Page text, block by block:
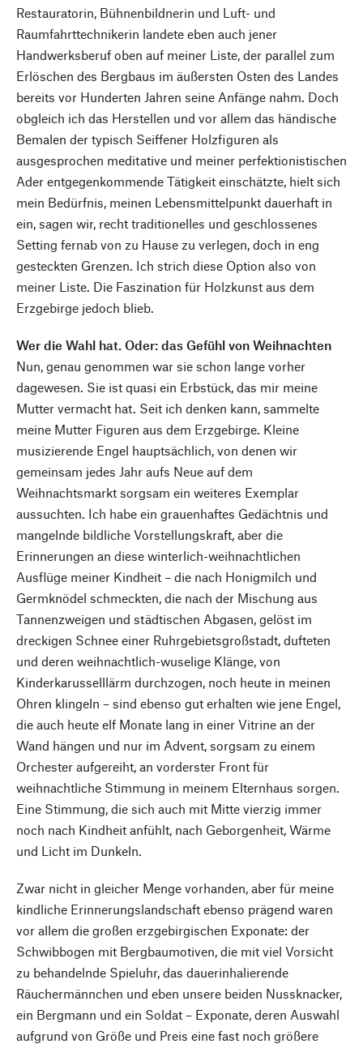
Restauratorin, Bühnenbildnerin und Luft- und
Raumfahrttechnikerin landete eben auch jener
Handwerksberuf oben auf meiner Liste, der parallel zum
Erlöschen des Bergbaus im äußersten Osten des Landes
bereits vor Hunderten Jahren seine Anfänge nahm. Doch
obgleich ich das Herstellen und vor allem das händische
Bemalen der typisch Seiffener Holzfiguren als
ausgesprochen meditative und meiner perfektionistischen
Ader entgegenkommende Tätigkeit einschätzte, hielt sich
mein Bedürfnis, meinen Lebensmittelpunkt dauerhaft in
ein, sagen wir, recht traditionelles und geschlossenes
Setting fernab von zu Hause zu verlegen, doch in eng
gesteckten Grenzen. Ich strich diese Option also von
meiner Liste. Die Faszination für Holzkunst aus dem
Erzgebirge jedoch blieb.
Wer die Wahl hat. Oder: das Gefühl von Weihnachten
Nun, genau genommen war sie schon lange vorher
dagewesen. Sie ist quasi ein Erbstück, das mir meine
Mutter vermacht hat. Seit ich denken kann, sammelte
meine Mutter Figuren aus dem Erzgebirge. Kleine
musizierende Engel hauptsächlich, von denen wir
gemeinsam jedes Jahr aufs Neue auf dem
Weihnachtsmarkt sorgsam ein weiteres Exemplar
aussuchten. Ich habe ein grauenhaftes Gedächtnis und
mangelnde bildliche Vorstellungskraft, aber die
Erinnerungen an diese winterlich-weihnachtlichen
Ausflüge meiner Kindheit – die nach Honigmilch und
Germknödel schmeckten, die nach der Mischung aus
Tannenzweigen und städtischen Abgasen, gelöst im
dreckigen Schnee einer Ruhrgebietsgroßstadt, dufteten
und deren weihnachtlich-wuselige Klänge, von
Kinderkarusselllärm durchzogen, noch heute in meinen
Ohren klingeln – sind ebenso gut erhalten wie jene Engel,
die auch heute elf Monate lang in einer Vitrine an der
Wand hängen und nur im Advent, sorgsam zu einem
Orchester aufgereiht, an vorderster Front für
weihnachtliche Stimmung in meinem Elternhaus sorgen.
Eine Stimmung, die sich auch mit Mitte vierzig immer
noch nach Kindheit anfühlt, nach Geborgenheit, Wärme
und Licht im Dunkeln.
Zwar nicht in gleicher Menge vorhanden, aber für meine
kindliche Erinnerungslandschaft ebenso prägend waren
vor allem die großen erzgebirgischen Exponate: der
Schwibbogen mit Bergbaumotiven, die mit viel Vorsicht
zu behandelnde Spieluhr, das dauerinhalierende
Räuchermännchen und eben unsere beiden Nussknacker,
ein Bergmann und ein Soldat – Exponate, deren Auswahl
aufgrund von Größe und Preis eine fast noch größere